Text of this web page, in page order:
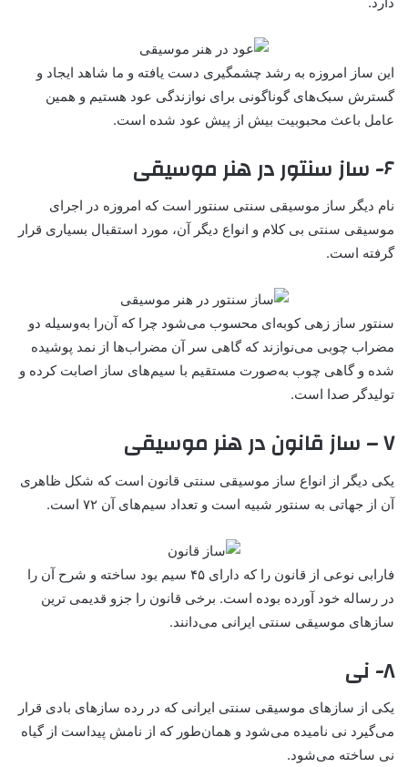
این ساز امروزه به رشد چشمگیری دست یافته و ما شاهد ایجاد و
گسترش سبک‌های گوناگونی برای نوازندگی عود هستیم و همین
عامل باعث محبوبیت بیش از پیش عود شده است.
۶- ساز سنتور در هنر موسیقی
نام دیگر ساز موسیقی سنتی سنتور است که امروزه در اجرای
موسیقی سنتی بی ‌کلام و انواع دیگر آن، مورد استقبال بسیاری قرار
گرفته است.
سنتور ساز زهی کوبه‌ای محسوب می‌شود چرا که آن‌را به‌وسیله دو
مضراب چوبی می‌نوازند که گاهی سر آن مضراب‌ها از نمد پوشیده
شده و گاهی چوب به‌صورت مستقیم با سیم‌های ساز اصابت کرده و
تولیدگر صدا است.
۷ – ساز قانون در هنر موسیقی
یکی دیگر از انواع ساز موسیقی سنتی قانون است که شکل ظاهری
آن از جهاتی به سنتور شبیه است و تعداد سیم‌های آن ۷۲ است.
فارابی نوعی از قانون را که دارای ۴۵ سیم بود ساخته و شرح آن را
در رساله خود آورده بوده است. برخی قانون را جزو قدیمی ترین
سازهای موسیقی سنتی ایرانی می‌دانند.
۸- نی
یکی از سازهای موسیقی سنتی ایرانی که در رده سازهای بادی قرار
می‌گیرد نی نامیده می‌شود و همان‌طور که از نامش پیداست از گیاه
نی ساخته می‌شود.